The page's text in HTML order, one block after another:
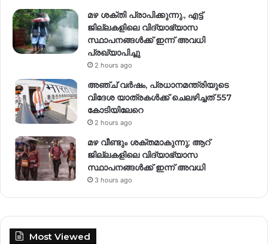
മഴ ശക്തി പ്രാപിക്കുന്നു., എട്ട്
ജില്ലകളിലെ വിദ്യാഭ്യാസ
സ്ഥാപനങ്ങള്‍ക്ക് ഇന്ന് അവധി
പ്രഖ്യാപിച്ചു
2 hours ago
അഞ്ച് വര്‍ഷം, പ്രധാനമന്ത്രിയുടെ
വിദേശ യാത്രകള്‍ക്ക് ചെലഴിച്ചത് 557
കോടിയിലേറെ
2 hours ago
മഴ വീണ്ടും ശക്തമാകുന്നു; ആറ്
ജില്ലകളിലെ വിദ്യാഭ്യാസ
സ്ഥാപനങ്ങള്‍ക്ക് ഇന്ന് അവധി
3 hours ago
Most Viewed